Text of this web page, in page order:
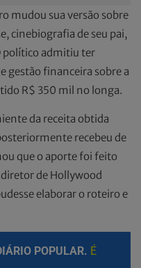
mudou sua versão sobre
cinebiografia de seu pai,
político admitiu ter
gestão financeira sobre a
R$ 350 mil no longa.
da receita obtida
recebeu de
que o aporte foi feito
de Hollywood
elaborar o roteiro e
POPULAR. É